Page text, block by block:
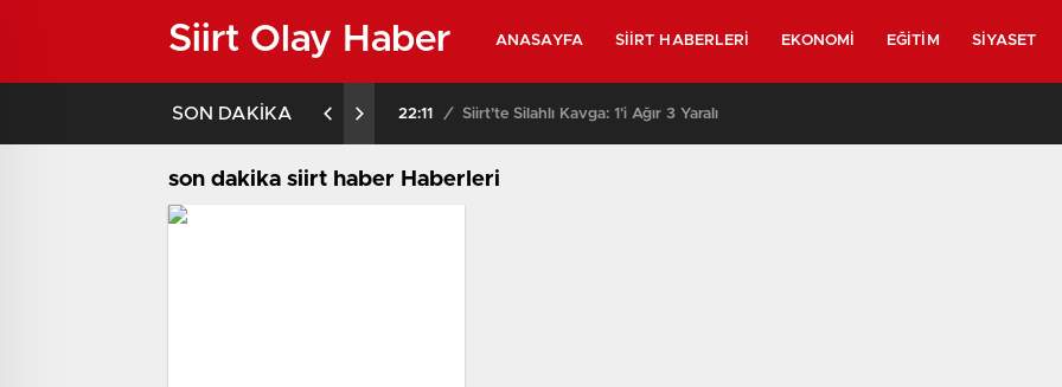
Siirt Olay Haber ANASAYFA SIIRT HABERLERI EKONOMI EĞITIM SIYASET
SON DAKİKA
Gereği Yapıldı: 6 Gözaltı! 22:11 / Siirt’te Silahlı Kavga: 1’i Ağır 3 Yaralı
son dakika siirt haber Haberleri